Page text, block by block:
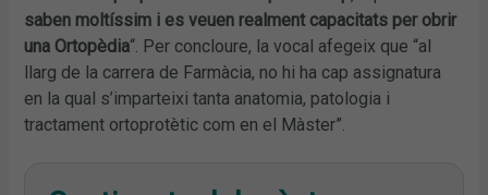
saben moltíssim i es veuen realment capacitats per obrir
una Ortopèdia“. Per concloure, la vocal afegeix que “al
llarg de la carrera de Farmàcia, no hi ha cap assignatura
en la qual s’imparteixi tanta anatomia, patologia i
tractament ortoprotètic com en el Màster”.